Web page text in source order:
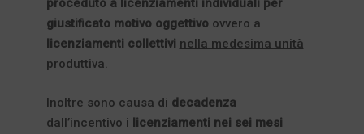
proceduto a licenziamenti individuali per
giustificato motivo oggettivo ovvero a
licenziamenti collettivi nella medesima unità
produttiva.
Inoltre sono causa di decadenza
dall’incentivo i licenziamenti nei sei mesi